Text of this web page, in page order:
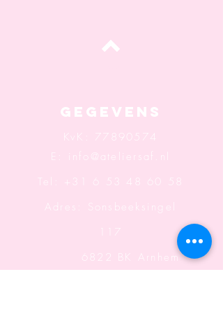
Gegevens
KvK:
77890574
info@ateliersaf.nl
Tel: +31 6 53 48 60 58
Adres: Sonsbeeksingel
117
6822 BK Arnhem